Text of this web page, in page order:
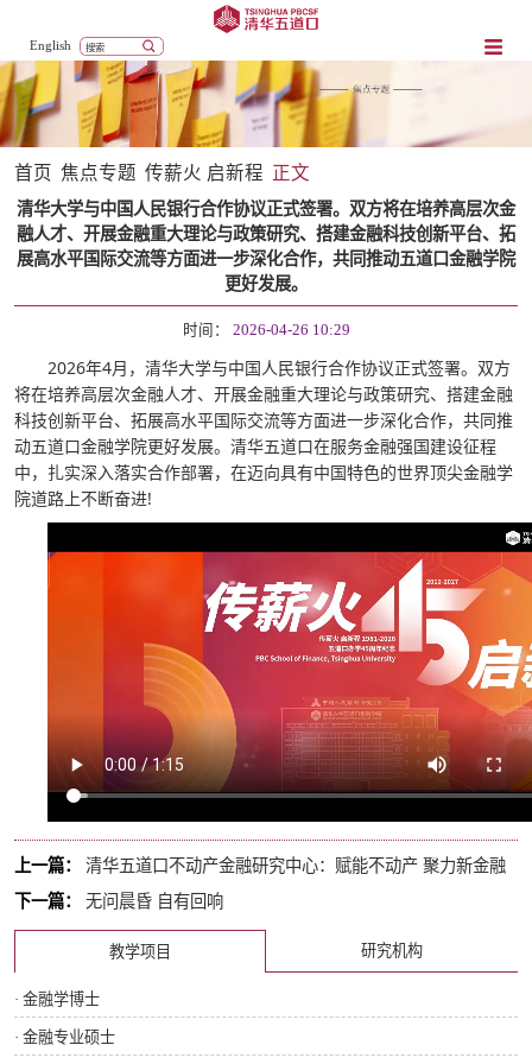
English
首页 焦点专题 传薪火 启新程 正文
清华大学与中国人民银行合作协议正式签署。双方将在培养高层次金
融人才、开展金融重大理论与政策研究、搭建金融科技创新平台、拓
展高水平国际交流等方面进一步深化合作，共同推动五道口金融学院
更好发展。
时间： 2026-04-26 10:29
2026年4月，清华大学与中国人民银行合作协议正式签署。双方
将在培养高层次金融人才、开展金融重大理论与政策研究、搭建金融
科技创新平台、拓展高水平国际交流等方面进一步深化合作，共同推
动五道口金融学院更好发展。清华五道口在服务金融强国建设征程
中，扎实深入落实合作部署，在迈向具有中国特色的世界顶尖金融学
院道路上不断奋进!
上一篇：
清华五道口不动产金融研究中心：赋能不动产 聚力新金融
下一篇：
无问晨昏 自有回响
教学项目 研究机构
· 金融学博士
· 金融专业硕士